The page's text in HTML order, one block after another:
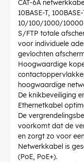
CAT-6A
10BASE-T,
10/100/1000/
S/FTP totale
voor individuele
gevlochten
Hoogwaardige
hoogwaardige
De knikbeveiliging
Ethernetkabel
De
voorkomt dat de
en zorgt zo voor
Netwerkkabel is
(PoE, PoE+).